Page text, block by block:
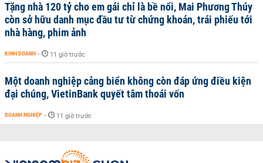
Tặng nhà 120 tỷ cho em gái chỉ là bề nổi, Mai Phương Thúy
còn sở hữu danh mục đầu tư từ chứng khoán, trái phiếu tới
nhà hàng, phim ảnh
KINH DOANH - 11 giờ trước
Một doanh nghiệp cảng biển không còn đáp ứng điều kiện
đại chúng, VietinBank quyết tâm thoái vốn
DOANH NGHIỆP - 11 giờ trước